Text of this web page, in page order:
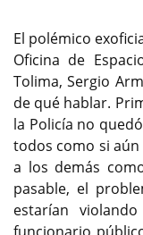
El polémico
Oficina de
Tolima, Sergio
de qué hablar.
la Policía no
todos como si aún
a los demás
pasable, el
estarían